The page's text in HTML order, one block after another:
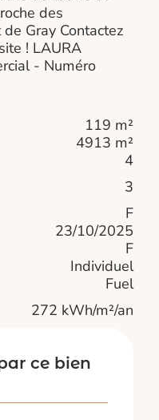
des
Gray Contactez
! LAURA
- Numéro
119 m²
4913 m²
4
3
F
23/10/2025
F
Individuel
Fuel
272 kWh/m²/an
ce bien